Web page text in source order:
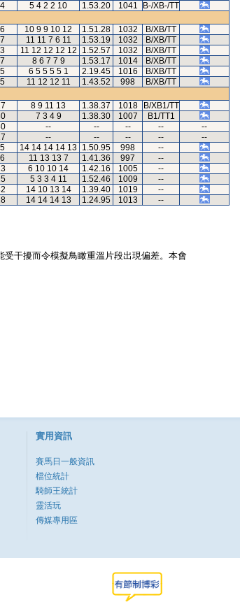
5 4 2 2 10 1.53.20 1041
B-/XB-/TT
10 9 9 10 12 1.51.28 1032
B/XB/TT
11 11 7 6 11 1.53.19 1032
B/XB/TT
11 12 12 12 12 1.52.57 1032
B/XB/TT
8 6 7 7 9 1.53.17 1014
B/XB/TT
6 5 5 5 5 1 2.19.45 1016
B/XB/TT
11 12 12 11 1.43.52 998
B/XB/TT
8 9 11 13 1.38.37 1018
B/XB1/TT
7 3 4 9 1.38.30 1007
B1/TT1
-- -- -- --
--
-- -- -- --
--
14 14 14 14 13 1.50.95 998
--
11 13 13 7 1.41.36 997
--
6 10 10 14 1.42.16 1005
--
5 3 3 4 11 1.52.46 1009
--
14 10 13 14 1.39.40 1019
--
14 14 14 13 1.24.95 1013 --
干擾而令模擬鳥瞰重溫片段出現偏差。本會
實用資訊
賽馬日一般資訊
檔位統計
騎師王統計
靈活玩
傳媒專用區